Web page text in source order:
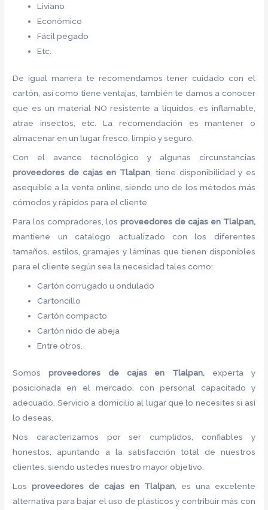
Liviano
Económico
Fácil pegado
Etc.
De igual manera te recomendamos tener cuidado con el
cartón, así como tiene ventajas, también te damos a conocer
que es un material NO resistente a líquidos, es inflamable,
atrae insectos, etc. La recomendación es mantener o
almacenar en un lugar fresco, limpio y seguro.
Con el avance tecnológico y algunas circunstancias
proveedores de cajas en Tlalpan , tiene disponibilidad y es
asequible a la venta online, siendo uno de los métodos más
cómodos y rápidos para el cliente.
Para los compradores, los proveedores de cajasen Tlalpan,
mantiene un catálogo actualizado con los diferentes
tamaños, estilos, gramajes y láminas que tienen disponibles
para el cliente según sea la necesidad tales como:
Cartón corrugado u ondulado
Cartoncillo
Cartón compacto
Cartón nido de abeja
Entre otros.
Somos proveedores de cajasen Tlalpan, experta y
posicionada en el mercado, con personal capacitado y
adecuado. Servicio a domicilio al lugar que lo necesites si así
lo deseas.
Nos caracterizamos por ser cumplidos, confiables y
honestos, apuntando a la satisfacción total de nuestros
clientes, siendo ustedes nuestro mayor objetivo.
Losproveedores de cajas en Tlalpan , es una excelente
alternativa para bajar el uso de plásticos y contribuir más con